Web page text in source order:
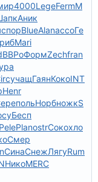
4000LegeFermM
Аник
спорBlueAlanассоГе
Mari
ВВРоФормZechfran
учащГаянКокоINT
Henr
польНорбножкS
Бесп
PelePlanostrСокохло
Смер
СинаСнежЛягуRum
НикоMERC